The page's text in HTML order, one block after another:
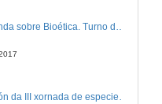
Presentación da III xornada de especies invasoras-Divulgate